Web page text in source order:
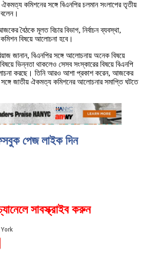
কমিশনের সঙ্গে বিএনপির চলমান সংলাপের তৃতীয়
বৈঠকে মূলত বিচার বিভাগ, নির্বাচন ব্যবস্থা,
বিষয়ে আলোচনা হবে।
জানান, বিএনপির সঙ্গে আলোচনায় অনেক বিষয়ে
ভিন্নতা থাকলেও সেসব সংস্কারের বিষয়ে বিএনপি
করছে। তিনি আরও আশা প্রকাশ করেন, আজকের
সঙ্গে জাতীয় ঐকমত্য কমিশনের আলোচনার সমাপ্তি ঘটতে
পেজ লাইক দিন
সাবস্ক্রাইব করুন